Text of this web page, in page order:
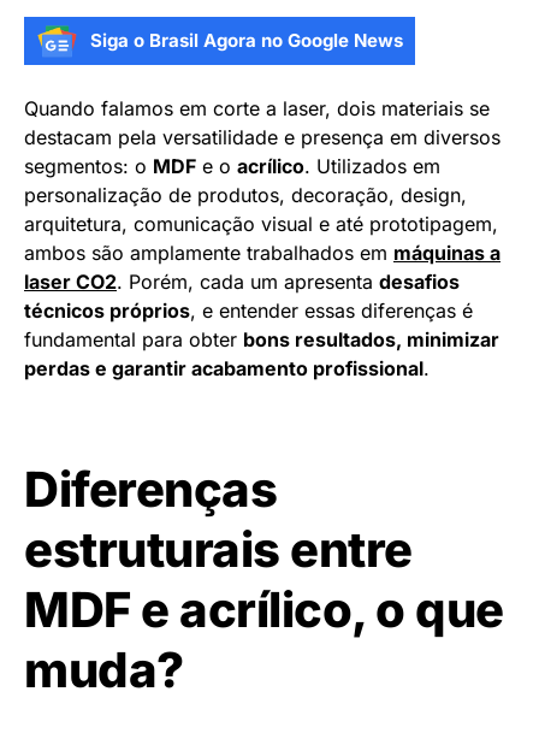
Siga o Brasil Agora no Google News
Quando falamos em corte a laser, dois materiais se
destacam pela versatilidade e presença em diversos
segmentos: o MDF e o acrílico. Utilizados em
personalização de produtos, decoração, design,
arquitetura, comunicação visual e até prototipagem,
ambos são amplamente trabalhados em máquinas a
laser CO2. Porém, cada um apresenta desafios
técnicos próprios, e entender essas diferenças é
fundamental para obter bons resultados, minimizar
perdas e garantir acabamento profissional.
Diferenças
estruturais entre
MDF e acrílico, o que
muda?